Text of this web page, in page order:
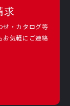
求
せ・カタログ等
お気軽にご連絡